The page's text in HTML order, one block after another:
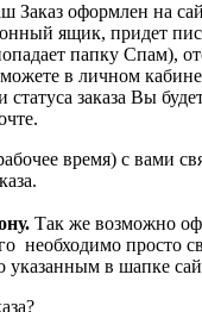
Заказ оформлен на
ящик, придет
папку Спам),
в личном
заказа Вы
время) с вами
Так же возможно
необходимо просто
указанным в шапке